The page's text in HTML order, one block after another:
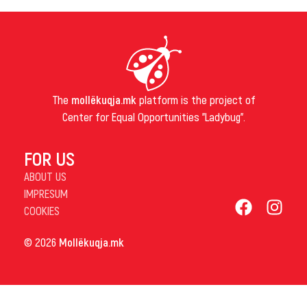
The mollëkuqja.mk platform is the project of
Center for Equal Opportunities "Ladybug".
FOR US
ABOUT US
IMPRESUM
COOKIES
© 2026 Mollëkuqja.mk